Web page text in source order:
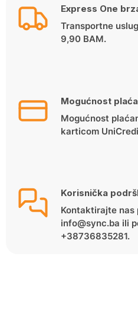
Express One
Transportne
9,90 BAM.
Mogućnost
Mogućnost
karticom
Korisnička
Kontaktirajte nas
info@sync.ba ili
+38736835281.